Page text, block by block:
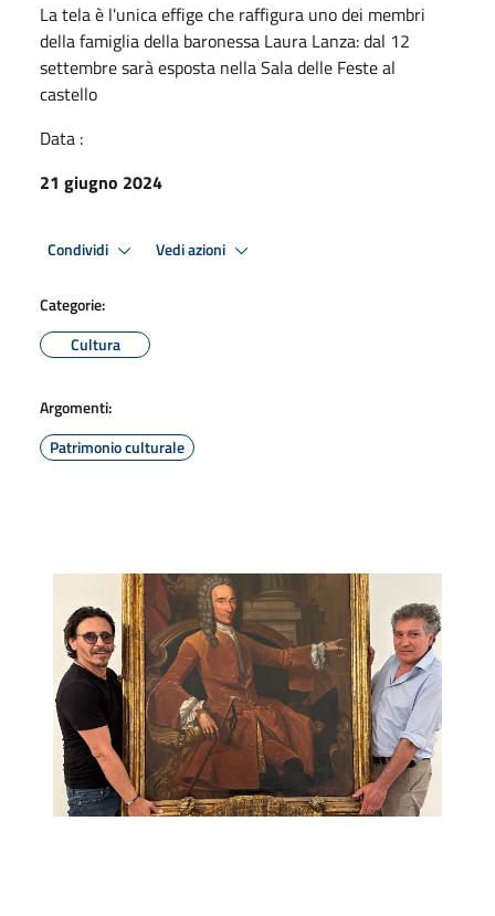
La tela è l'unica effige che raffigura uno dei membri
della famiglia della baronessa Laura Lanza: dal 12
settembre sarà esposta nella Sala delle Feste al
castello
Data :
21 giugno 2024
Condividi Vedi azioni
Categorie:
Cultura
Argomenti:
Patrimonio culturale